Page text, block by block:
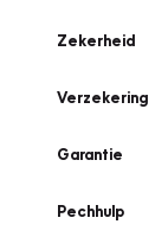
Zekerheid
Verzekering
Garantie
Pechhulp